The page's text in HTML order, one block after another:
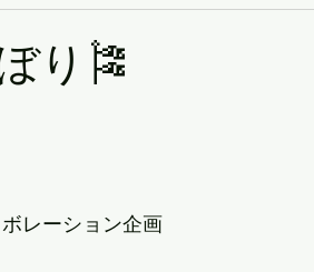
り🎏
レーション企画